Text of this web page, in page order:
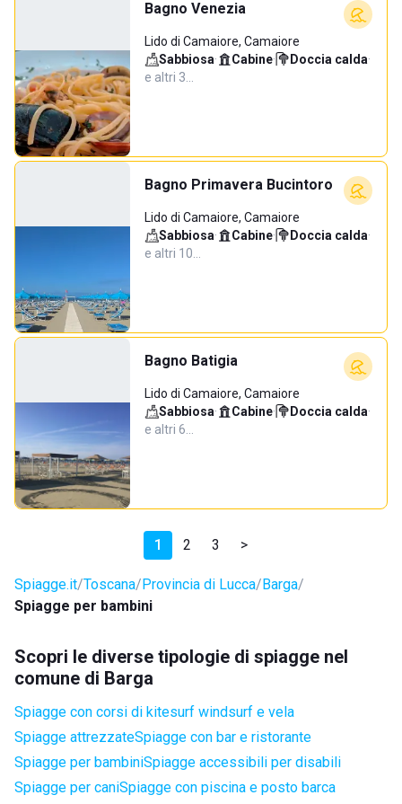
Bagno Venezia
Lido di Camaiore, Camaiore
Sabbiosa· Cabine· Doccia calda·
e altri 3…
Bagno Primavera Bucintoro
Lido di Camaiore, Camaiore
Sabbiosa· Cabine· Doccia calda·
e altri 10…
Bagno Batigia
Lido di Camaiore, Camaiore
Sabbiosa· Cabine· Doccia calda·
e altri 6…
1 2 3 >
Spiagge.it Toscana Provincia di Lucca Barga
Spiagge per bambini
Scopri le diverse tipologie di spiagge nel
comune di Barga
Spiagge con corsi di kitesurf windsurf e vela
Spiagge attrezzateSpiagge con bar e ristorante
Spiagge per bambiniSpiagge accessibili per disabili
Spiagge per caniSpiagge con piscina e posto barca